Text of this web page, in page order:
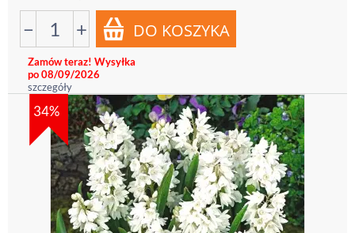
− +
Zamów teraz! Wysyłka
po 08/09/2026
szczegóły
34%